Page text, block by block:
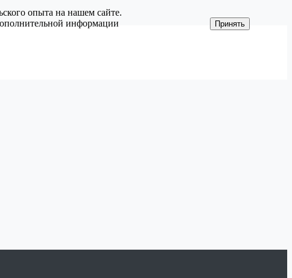
опыта на нашем сайте.
информации
Принять